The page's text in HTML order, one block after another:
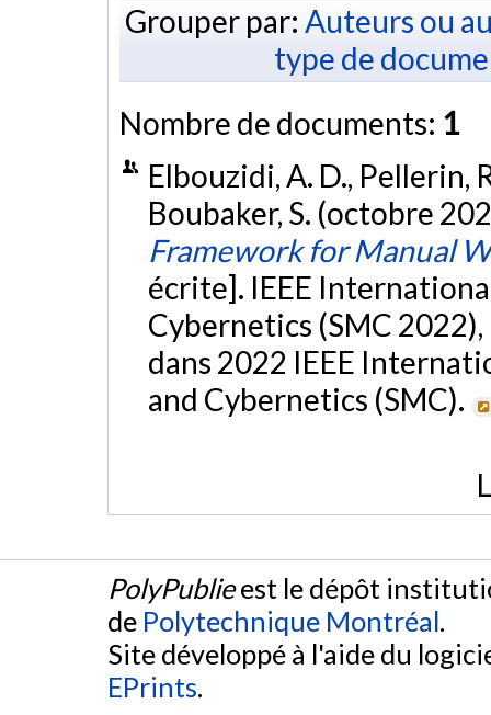
Grouper par: Auteurs ou
type de
Nombre de documents: 1
Elbouzidi, A. D., Pellerin,
Boubaker, S. (octobre
Framework for Manual
écrite]. IEEE
Cybernetics (SMC
dans 2022 IEEE
and Cybernetics (SMC).
PolyPublieest le dépôt
de Polytechnique Montréal.
Site développé à l'aide du
EPrints.